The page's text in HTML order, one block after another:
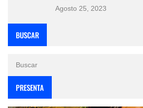
Agosto 25, 2023
BUSCAR
PRESENTA